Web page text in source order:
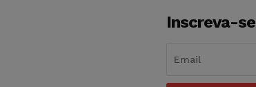
Inscreva-se